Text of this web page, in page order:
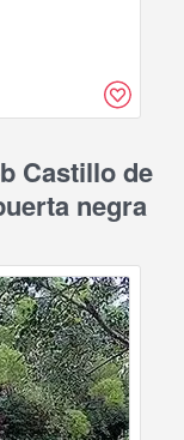
Castillo de
negra